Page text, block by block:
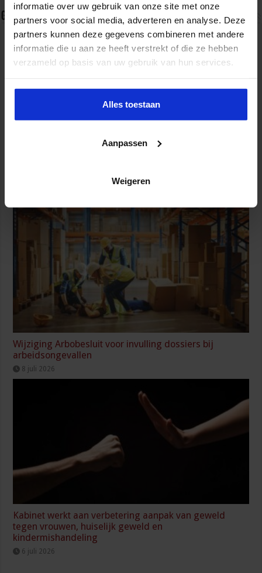
informatie over uw gebruik van onze site met onze
partners voor social media, adverteren en analyse. Deze
partners kunnen deze gegevens combineren met andere
informatie die u aan ze heeft verstrekt of die ze hebben
verzameld op basis van uw gebruik van hun services.
Alles toestaan
Aanpassen
Weigeren
Gerelateerde Artikelen
bescherming voor kinderen en gezinnen
Wijziging Arbobesluit voor invulling dossiers bij
arbeidsongevallen
8 juli 2026
Kabinet werkt aan verbetering aanpak van geweld
tegen vrouwen, huiselijk geweld en
kindermishandeling
6 juli 2026